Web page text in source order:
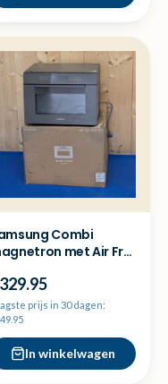
Combi
met Air Fry
prijs in 30 dagen:
In winkelwagen